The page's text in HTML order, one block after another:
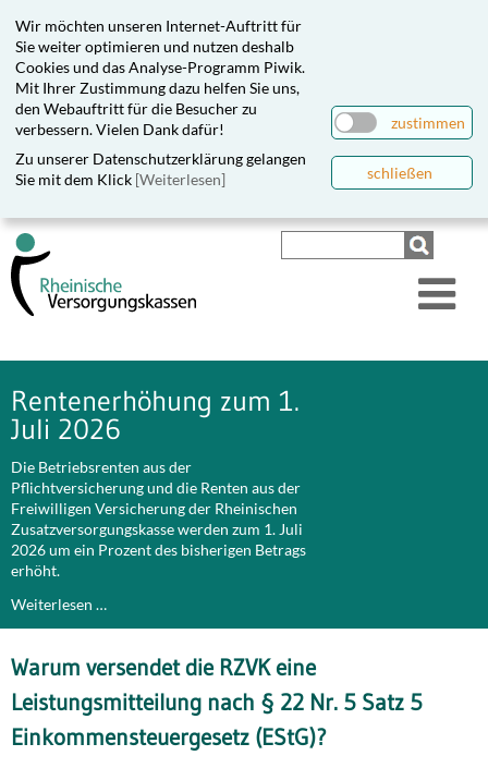
Wir möchten unseren Internet-Auftritt für
Sie weiter optimieren und nutzen deshalb
Cookies und das Analyse-Programm Piwik.
Mit Ihrer Zustimmung dazu helfen Sie uns,
den Webauftritt für die Besucher zu
verbessern. Vielen Dank dafür!
zustimmen
Zu unserer Datenschutzerklärung gelangen
Sie mit dem Klick [Weiterlesen] schließen
Rentenerhöhung zum 1.
Juli 2026
Die Betriebsrenten aus der
Pflichtversicherung und die Renten aus der
Freiwilligen Versicherung der Rheinischen
Zusatzversorgungskasse werden zum 1. Juli
2026 um ein Prozent des bisherigen Betrags
erhöht.
Weiterlesen …
Warum versendet die RZVK eine
Leistungsmitteilung nach § 22 Nr. 5 Satz 5
Einkommensteuergesetz (EStG)?